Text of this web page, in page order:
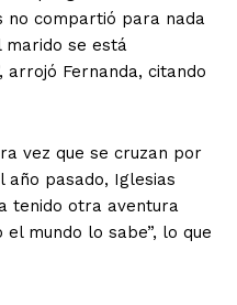
no compartió para nada
marido se está
arrojó Fernanda, citando
vez que se cruzan por
año pasado, Iglesias
tenido otra aventura
mundo lo sabe”, lo que